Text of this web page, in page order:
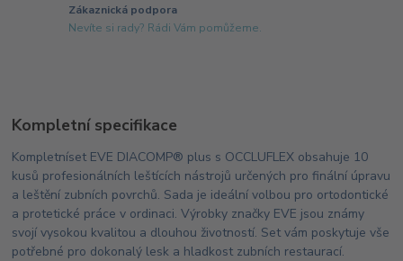
Zákaznická podpora
Nevíte si rady? Rádi Vám pomůžeme.
Kompletní specifikace
Kompletníset EVE DIACOMP® plus s OCCLUFLEX obsahuje 10
kusů profesionálních leštících nástrojů určených pro finální úpravu
a leštění zubních povrchů. Sada je ideální volbou pro ortodontické
a protetické práce v ordinaci. Výrobky značky EVE jsou známy
svojí vysokou kvalitou a dlouhou životností. Set vám poskytuje vše
potřebné pro dokonalý lesk a hladkost zubních restaurací.